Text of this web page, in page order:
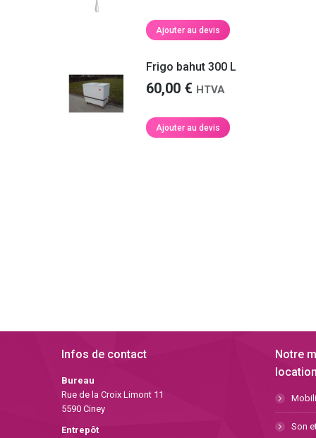
initial
0,30 €.
actuel
0,23 €.
Ajouter au devis
Frigo bahut 300 L
60,00 € HTVA
Ajouter au devis
Infos de contact
Bureau
Rue de la Croix Limont 11
5590 Ciney
Entrepôt
Notre
Son